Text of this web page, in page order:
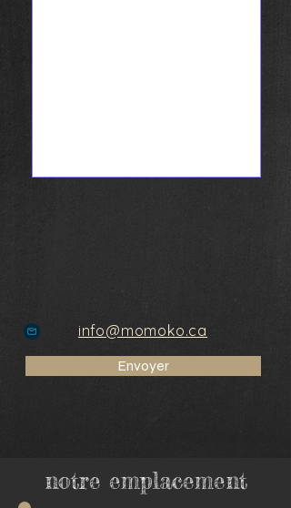
info@momoko.ca
Envoyer
notre emplacement